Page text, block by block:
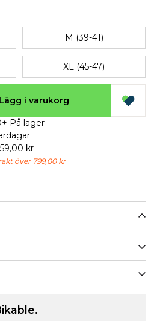
M (39-41)
XL (45-47)
Lägg i varukorg
På lager
kr
över 799,00 kr